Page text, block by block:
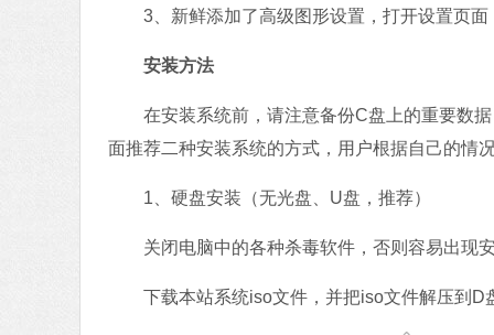
3、新鲜添加了高级图形设置，打开设置页面
安装方法
在安装系统前，请注意备份C盘上的重要数据
面推荐二种安装系统的方式，用户根据自己的情
1、硬盘安装（无光盘、U盘，推荐）
关闭电脑中的各种杀毒软件，否则容易出现
下载本站系统iso文件，并把iso文件解压到D